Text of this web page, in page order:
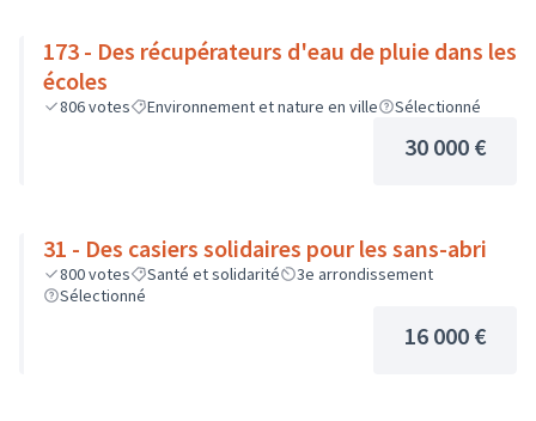
173 - Des récupérateurs d'eau de pluie dans les
écoles
806votes Environnement et nature en ville Sélectionné
30 000 €
31 - Des casiers solidaires pour les sans-abri
800votes Santé et solidarité
3e arrondissement
Sélectionné
16 000 €